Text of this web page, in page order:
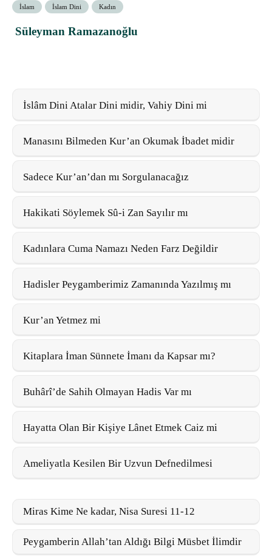
İslam İslam Dini Kadın
Süleyman Ramazanoğlu
İslâm Dini Atalar Dini midir, Vahiy Dini mi
Manasını Bilmeden Kur’an Okumak İbadet midir
Sadece Kur’an’dan mı Sorgulanacağız
Hakikati Söylemek Sû-i Zan Sayılır mı
Kadınlara Cuma Namazı Neden Farz Değildir
Hadisler Peygamberimiz Zamanında Yazılmış mı
Kur’an Yetmez mi
Kitaplara İman Sünnete İmanı da Kapsar mı?
Buhârî’de Sahih Olmayan Hadis Var mı
Hayatta Olan Bir Kişiye Lânet Etmek Caiz mi
Ameliyatla Kesilen Bir Uzvun Defnedilmesi
Miras Kime Ne kadar, Nisa Suresi 11-12
Peygamberin Allah’tan Aldığı Bilgi Müsbet İlimdir